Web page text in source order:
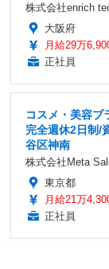
株式会社enrich
大阪府
月給29万
正社員
コスメ・美容ブ
完全週休2日制/
谷区神南
株式会社Meta
東京都
月給21万
正社員